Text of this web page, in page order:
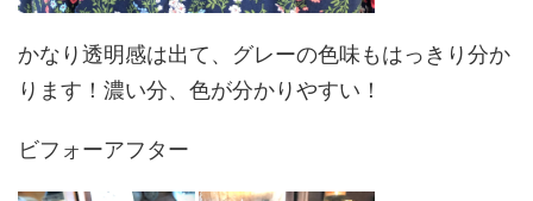
かなり透明感は出て、グレーの色味もはっきり分か
ります！濃い分、色が分かりやすい！
ビフォーアフター